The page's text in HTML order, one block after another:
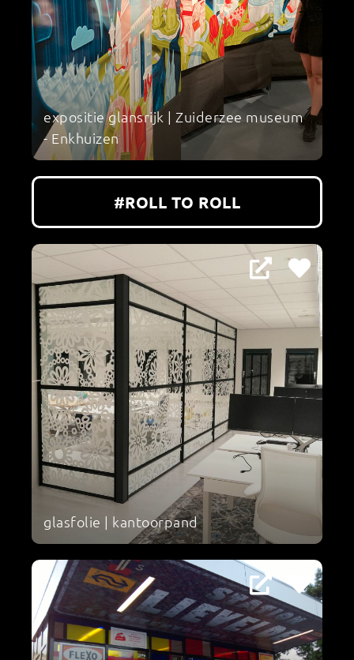
expositie glansrijk | Zuiderzee museum
- Enkhuizen
#ROLL TO ROLL
glasfolie | kantoorpand